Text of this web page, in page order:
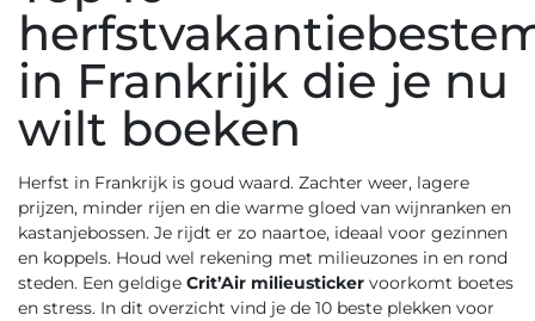
in Frankrijk die je nu
wilt boeken
Herfst in Frankrijk is goud waard. Zachter weer, lagere
prijzen, minder rijen en die warme gloed van wijnranken en
kastanjebossen. Je rijdt er zo naartoe, ideaal voor gezinnen
en koppels. Houd wel rekening met milieuzones in en rond
steden. Een geldige Crit’Air milieusticker voorkomt boetes
en stress. In dit overzicht vind je de 10 beste plekken voor